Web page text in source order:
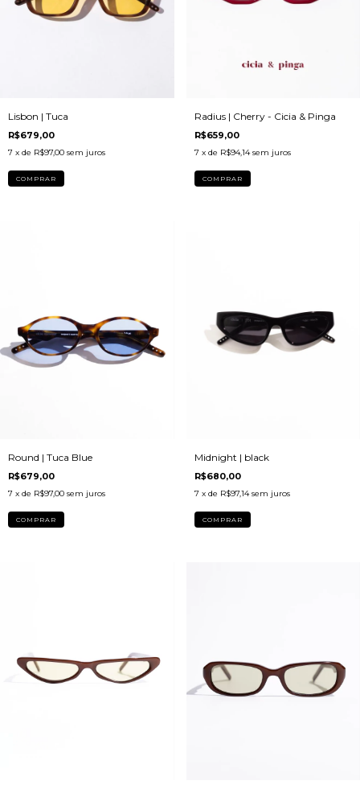
Lisbon | Tuca
R$679,00
7 x de R$97,00 sem juros
Radius | Cherry - Cicia & Pinga
R$659,00
7 x de R$94,14 sem juros
Round | Tuca Blue
R$679,00
7 x de R$97,00 sem juros
Midnight | black
R$680,00
7 x de R$97,14 sem juros